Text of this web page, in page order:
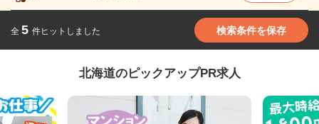
全 5 件ヒットしました 検索条件を保存
北海道のピックアップPR求人